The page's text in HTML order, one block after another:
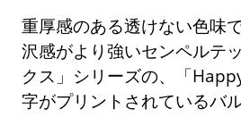
重厚感のある透けない色味
沢感がより強いセンペルテ
クス」シリーズの、「
字がプリントされているバ